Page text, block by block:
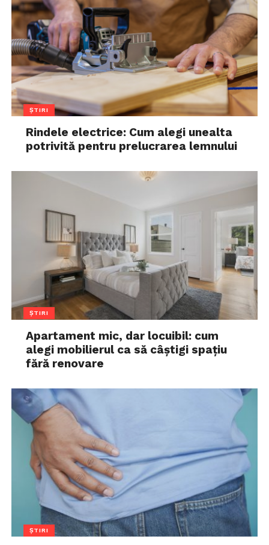
ȘTIRI
Rindele electrice: Cum alegi unealta
potrivită pentru prelucrarea lemnului
ȘTIRI
Apartament mic, dar locuibil: cum
alegi mobilierul ca să câștigi spațiu
fără renovare
ȘTIRI